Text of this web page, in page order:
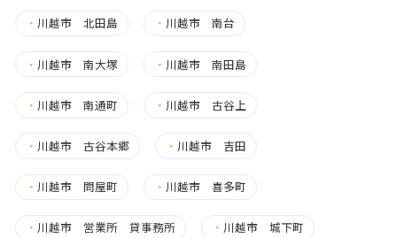
・ 川越市 北田島 ・ 川越市 南台
・ 川越市 南大塚 ・ 川越市 南田島
・ 川越市 南通町 ・ 川越市 古谷上
・ 川越市 古谷本郷 ・ 川越市 吉田
・ 川越市 問屋町 ・ 川越市 喜多町
・ 川越市 営業所 貸事務所 ・ 川越市 城下町